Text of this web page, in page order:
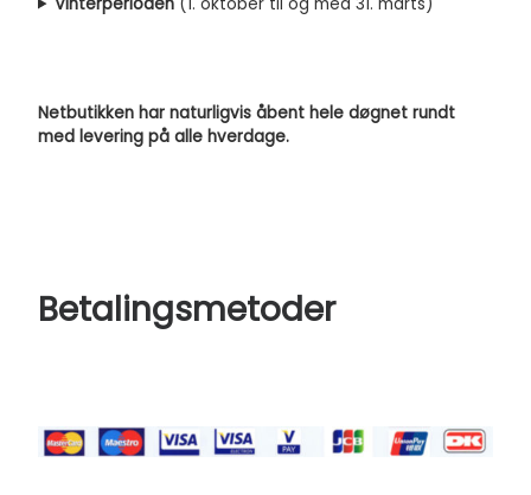
Netbutikken har naturligvis åbent hele døgnet rundt
med levering på alle hverdage.
Betalingsmetoder